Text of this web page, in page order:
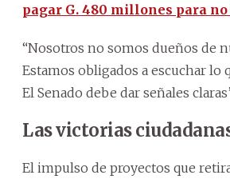
pagar G. 480 millones para
“Nosotros no somos dueños de
Estamos obligados a escuchar lo
El Senado debe dar señales
Las victorias
El impulso de proyectos que